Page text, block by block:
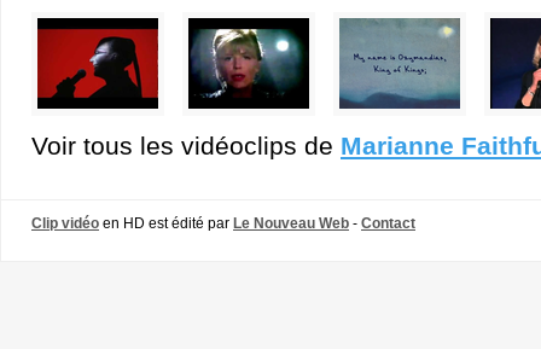
Voir tous les vidéoclips de Marianne
Clip vidéo en HD est édité par Le Nouveau Web - Contact